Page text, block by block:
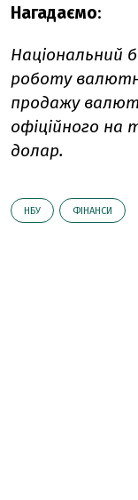
Нагадаємо:
Національний
роботу
продажу
офіційного на
долар.
НБУ ФІНАНСИ